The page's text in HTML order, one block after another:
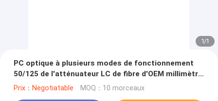
1/1
PC optique à plusieurs modes de fonctionnement
50/125 de l'atténuateur LC de fibre d'OEM millimètre
10dB
Prix：Negotiatable MOQ：10 morceaux